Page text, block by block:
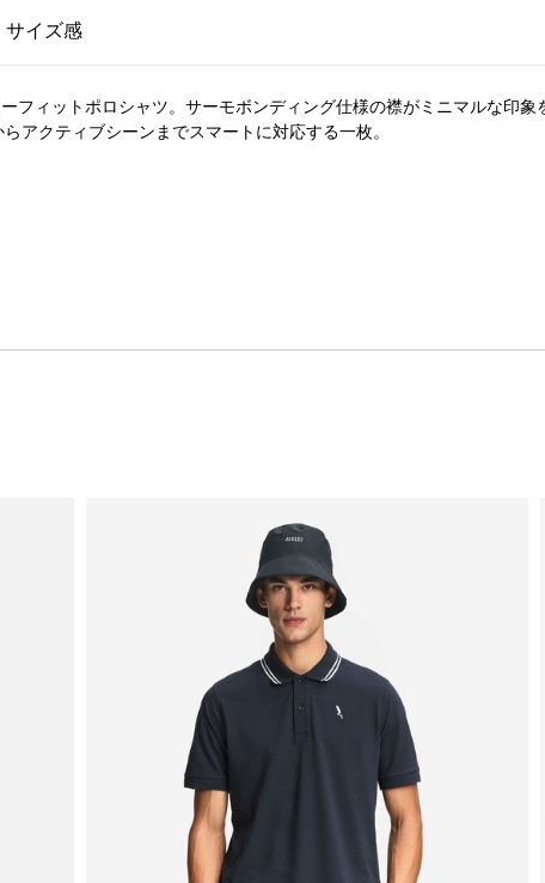
サイズ感
フィットポロシャツ。サーモボンディング仕様の襟がミニマルな印
アクティブシーンまでスマートに対応する一枚。